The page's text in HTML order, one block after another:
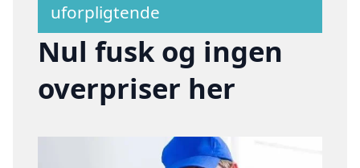
uforpligtende
Nul fusk og ingen
overpriser her